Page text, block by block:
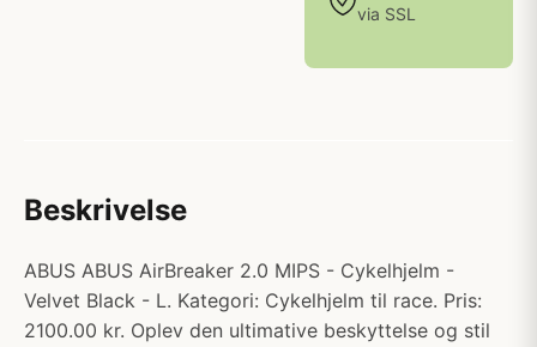
via SSL
Beskrivelse
ABUS ABUS AirBreaker 2.0 MIPS - Cykelhjelm -
Velvet Black - L. Kategori: Cykelhjelm til race. Pris:
2100.00 kr. Oplev den ultimative beskyttelse og stil